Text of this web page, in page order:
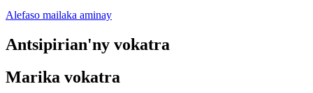
Alefaso mailaka aminay
Antsipirian'ny vokatra
Marika vokatra